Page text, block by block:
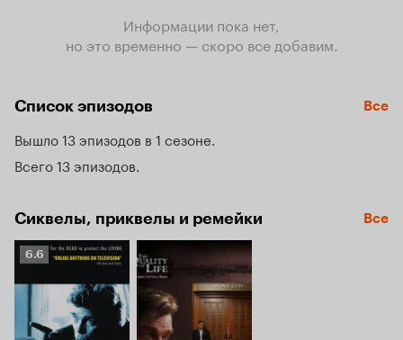
Информации пока нет,
но это временно — скоро все добавим.
Список эпизодов Все
Вышло 13 эпизодов в 1 сезоне
Всего 13 эпизодов
Сиквелы, приквелы и ремейки Все
Рейтинг
6.6
6.6